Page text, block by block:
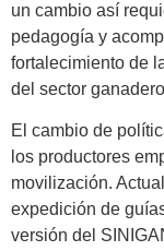
un cambio así
pedagogía y
fortalecimiento de
del sector
El cambio de
los productores
movilización.
expedición de
versión del